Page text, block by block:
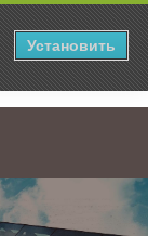
Установить
в футбольном